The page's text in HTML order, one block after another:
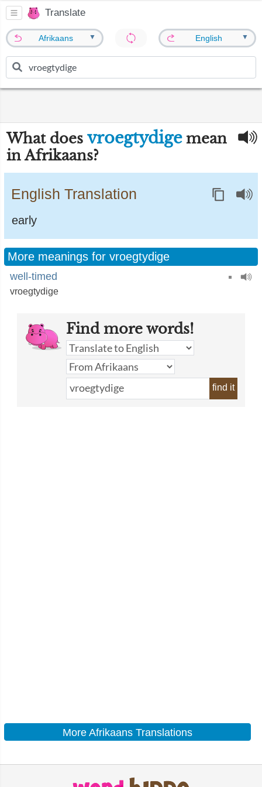
Translate
Afrikaans ▼ English ▼
What does vroegtydigemean
in Afrikaans?
English Translation
early
More meanings for vroegtydige
well-timed
vroegtydige
Find more words!
find it
More Afrikaans Translations